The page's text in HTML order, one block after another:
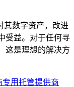
其数字资产，改进
受益。对于任何寻
这是理想的解决方
专用托管提供商